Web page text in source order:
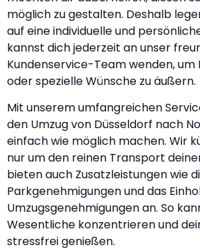
möglich zu gestalten. Deshalb
auf eine individuelle und
kannst dich jederzeit an unser
Kundenservice-Team wenden, um
oder spezielle Wünsche zu äußern.
Mit unserem umfangreichen
den Umzug von Düsseldorf nach
einfach wie möglich machen. Wir
nur um den reinen Transport
bieten auch Zusatzleistungen wie
Parkgenehmigungen und das
Umzugsgenehmigungen an. So
Wesentliche konzentrieren und
stressfrei genießen.